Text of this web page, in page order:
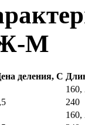
М
деления, С
160,
240
160,